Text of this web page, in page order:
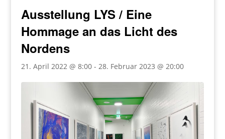
Ausstellung LYS / Eine
Hommage an das Licht des
Nordens
21. April 2022 @ 8:00 -28. Februar 2023 @ 20:00